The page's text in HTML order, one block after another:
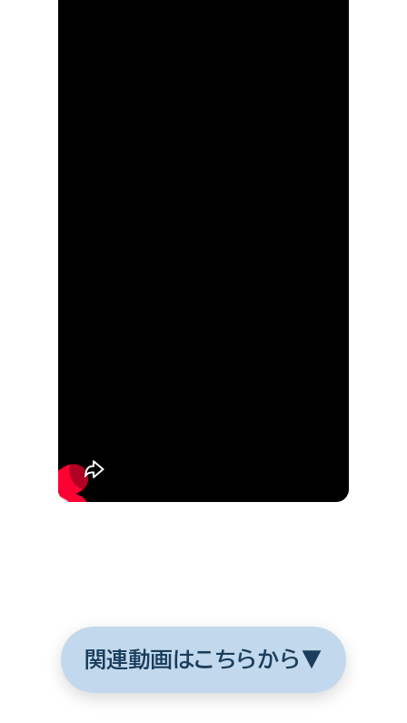
関連動画はこちらから▼